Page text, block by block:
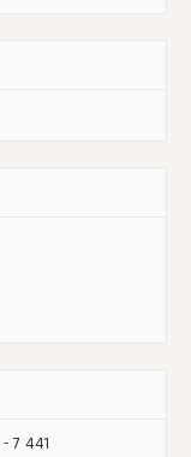
- 7 441